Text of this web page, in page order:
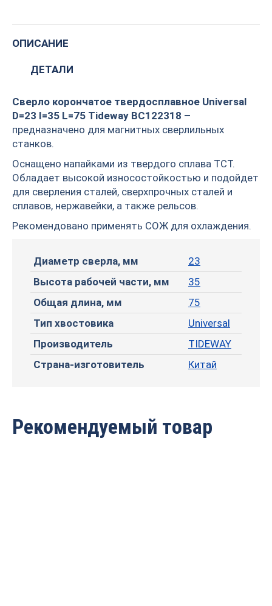
ОПИСАНИЕ
ДЕТАЛИ
Сверло корончатое твердосплавное Universal
D=23 I=35 L=75 Tideway BC122318 –
предназначено для магнитных сверлильных
станков.
Оснащено напайками из твердого сплава TCT.
Обладает высокой износостойкостью и подойдет
для сверления сталей, сверхпрочных сталей и
сплавов, нержавейки, а также рельсов.
Рекомендовано применять СОЖ для охлаждения.
Диаметр сверла, мм
23
Высота рабочей части, мм
35
Общая длина, мм
75
Тип хвостовика
Universal
Производитель
TIDEWAY
Страна-изготовитель
Китай
Рекомендуемый товар